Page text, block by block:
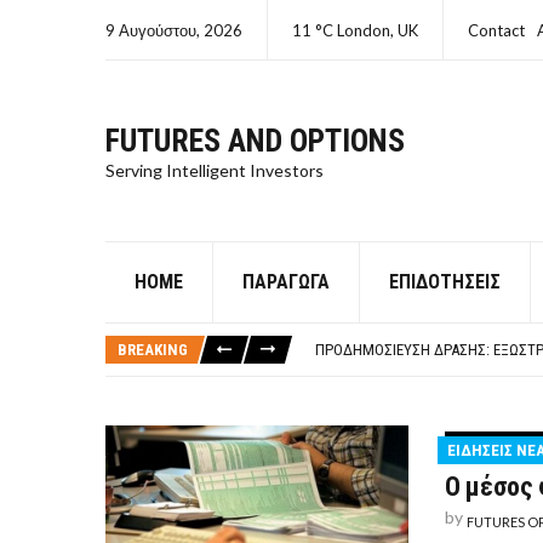
9 Αυγούστου, 2026 11 °C London, UK Contact
FUTURES AND OPTIONS
Serving Intelligent Investors
HOME ΠΑΡΆΓΩΓΑ ΕΠΙΔΟΤΉΣΕΙΣ
BREAKING
ΠΡΟΔΗΜΟΣΊΕΥΣΗ ΔΡΆΣΗΣ:
ΤΙ ΕΊΝΑΙ ΧΡΉΜΑ ΚΕΦΑΛΑΙΟ 8Ο
ΤΑΜΕΊΟ ΜΙΚΡΟΠΙΣΤΏΣΕΩΝ ΣΥΧΝΈΣ
ΕΙΔΗΣΕΙΣ
Ο μέσος
by FUTURES